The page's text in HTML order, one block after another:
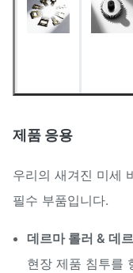
최저선 너비
제품 응용
우리의 새겨진 미세
필수 부품입니다.
데르마 롤러 & 데
현장 제품 침투를